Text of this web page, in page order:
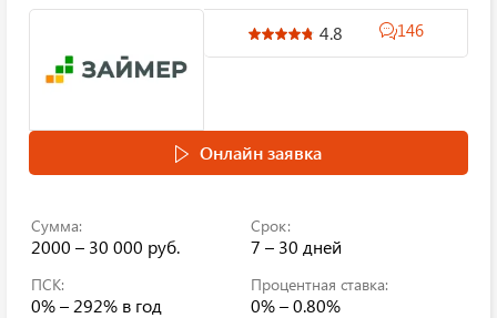
4.8 146
Онлайн заявка
Сумма:
2000 – 30 000 руб.
Срок:
7 – 30 дней
ПСК:
0% – 292% в год
Процентная ставка:
0% – 0.80%